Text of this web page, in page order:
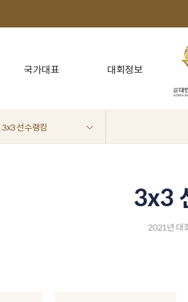
국가대표 대회정보
3x3 선수랭킹
3x3
2021년 대